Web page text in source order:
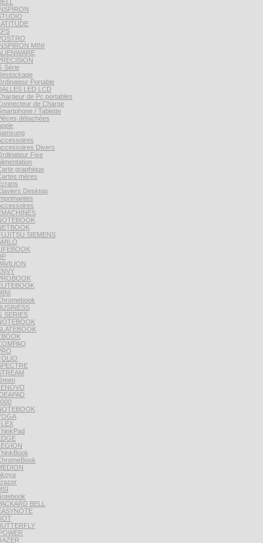
MINI
Série
Portable
LED LCD
de Pc portables
de Charge
/ Tablette
détachées
Divers
Fixe
graphique
mères
Desktop
SIEMENS
SERIES
BELL